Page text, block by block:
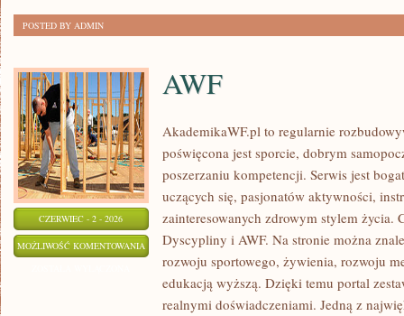
POSTED BY ADMIN
CZERWIEC - 2 - 2026
MOŻLIWOŚĆ KOMENTOWANIA AWF
AWF
AkademikaWF.pl to regularnie
poświęcona jest sporcie, dobrym
poszerzaniu kompetencji. Serwis jest
uczących się, pasjonatów aktywności,
zainteresowanych zdrowym stylem życia.
Dyscypliny i AWF. Na stronie można
rozwoju sportowego, żywienia, rozwoju
edukacją wyższą. Dzięki temu portal
realnymi doświadczeniami. Jedną z